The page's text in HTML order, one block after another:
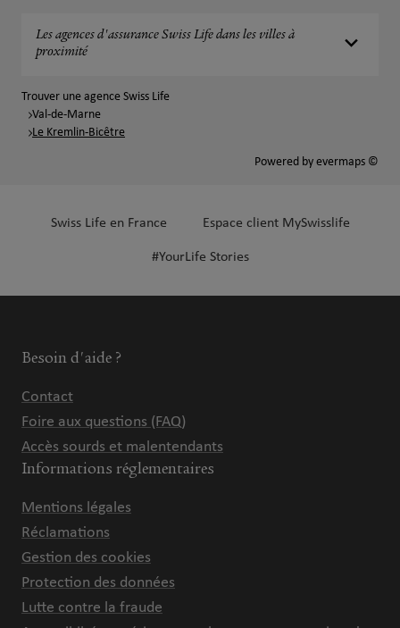
Les agences d'assurance Swiss Life dans les villes à
proximité
Trouver une agence Swiss Life
Val-de-Marne
Le Kremlin-Bicêtre
Powered by evermaps ©
Swiss Life en France Espace client MySwisslife
#YourLife Stories
Besoin d'aide ?
Contact
Foire aux questions (FAQ)
Accès sourds et malentendants
Informations réglementaires
Mentions légales
Réclamations
Gestion des cookies
Protection des données
Lutte contre la fraude